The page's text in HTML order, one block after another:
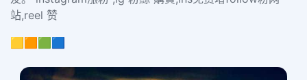
站,reel 赞
🟨🟧🟩🟦